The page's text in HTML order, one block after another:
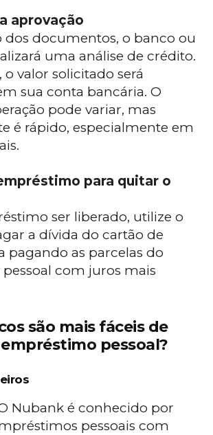
aprovação
dos documentos, o banco ou
uma análise de crédito.
o valor solicitado será
sua conta bancária. O
pode variar, mas
é rápido, especialmente em
para quitar o
ser liberado, utilize o
a dívida do cartão de
pagando as parcelas do
com juros mais
são mais fáceis de
pessoal?
Nubank é conhecido por
pessoais com